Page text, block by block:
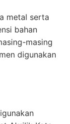
metal serta
bahan
masing
digunakan